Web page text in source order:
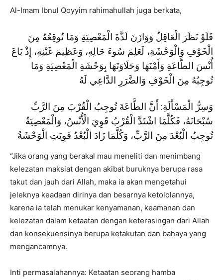
Al-Imam Ibnul Qoyyim rahimahullah juga berkata,
فَلَوْ نَظَرَ الْعَاقِلُ وَوَازَنَ لَذَّةَ الْمَعْصِيَةِ وَمَا تُوقِعُهُ مِنَ
الْخَوْفِ وَالْوَحْشَةِ، لَعَلِمَ سُوءَ حَالِهِ، وَعَظِيمَ غَبْنِهِ، إِذْ بَاعَ
أُنْسَ الطَّاعَةِ وَأَمْنَهَا وَحَلَاوَتَهَا بِوَحْشَةِ الْمَعْصِيَةِ وَمَا
تُوجِبُهُ مِنَ الْخَوْفِ وَالضَّرَرِ الدَّاعِي لَهُ
وَسِرُّ الْمَسْأَلَةِ: أَنَّ الطَّاعَةَ تُوجِبُ الْقُرْبَ مِنَ الرَّبِّ
سُبْحَانَهُ، فَكُلَّمَا اشْتَدَّ الْقُرْبُ قَوِيَ الْأُنْسُ، وَالْمَعْصِيَةُ
تُوجِبُ الْبُعْدَ مِنَ الرَّبِّ، وَكُلَّمَا زَادَ الْبُعْدُ قَوِيَتِ الْوَحْشَةُ
“Jika orang yang berakal mau meneliti dan menimbang
kelezatan maksiat dengan akibat buruknya berupa rasa
takut dan jauh dari Allah, maka ia akan mengetahui
jeleknya keadaan dirinya dan besarnya ketololannya,
karena ia telah menukar kenyamanan, keamanan dan
kelezatan dalam ketaatan dengan keterasingan dari Allah
dan konsekuensinya berupa ketakutan dan bahaya yang
mengancamnya.
Inti permasalahannya: Ketaatan seorang hamba